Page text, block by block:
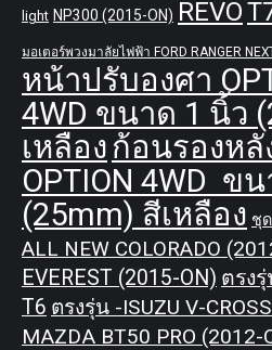
light NP300 (2015-ON) REVO
มอเตอร์พวงมาลัยไฟฟ้า FORD RANGER
หน้าปรับองศา
4WD ขนาด 1 นิ้ว
เหลือง ก้อนรองหลั
OPTION 4WD ข
(25mm) สีเหลือง ชุ
ALL NEW COLORADO
EVEREST (2015-ON) ตรงรุ่
T6 ตรงรุ่น -ISUZU V-
MAZDA BT50 PRO (2012-